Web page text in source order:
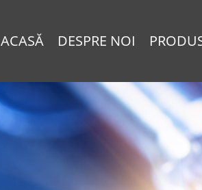
ACASĂ DESPRE NOI